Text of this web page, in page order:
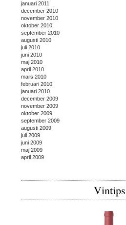
januari 2011
december 2010
november 2010
oktober 2010
september 2010
augusti 2010
juli 2010
juni 2010
maj 2010
april 2010
mars 2010
februari 2010
januari 2010
december 2009
november 2009
oktober 2009
september 2009
augusti 2009
juli 2009
juni 2009
maj 2009
april 2009
Vintips